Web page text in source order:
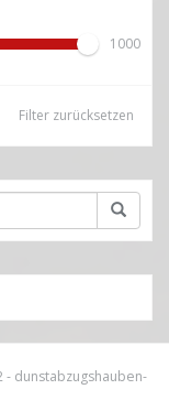
1000
Filter zurücksetzen
- dunstabzugshauben-